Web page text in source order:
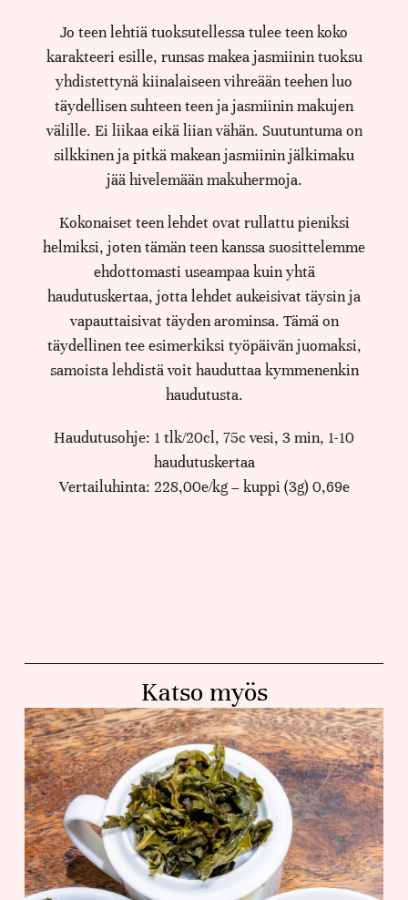
Jo teen lehtiä tuoksutellessa tulee teen koko
karakteeri esille, runsas makea jasmiinin tuoksu
yhdistettynä kiinalaiseen vihreään teehen luo
täydellisen suhteen teen ja jasmiinin makujen
välille. Ei liikaa eikä liian vähän. Suutuntuma on
silkkinen ja pitkä makean jasmiinin jälkimaku
jää hivelemään makuhermoja.
Kokonaiset teen lehdet ovat rullattu pieniksi
helmiksi, joten tämän teen kanssa suosittelemme
ehdottomasti useampaa kuin yhtä
haudutuskertaa, jotta lehdet aukeisivat täysin ja
vapauttaisivat täyden arominsa. Tämä on
täydellinen tee esimerkiksi työpäivän juomaksi,
samoista lehdistä voit hauduttaa kymmenenkin
haudutusta.
Haudutusohje: 1 tlk/20cl, 75c vesi, 3 min, 1-10
haudutuskertaa
Vertailuhinta: 228,00e/kg – kuppi (3g) 0,69e
Katso myös